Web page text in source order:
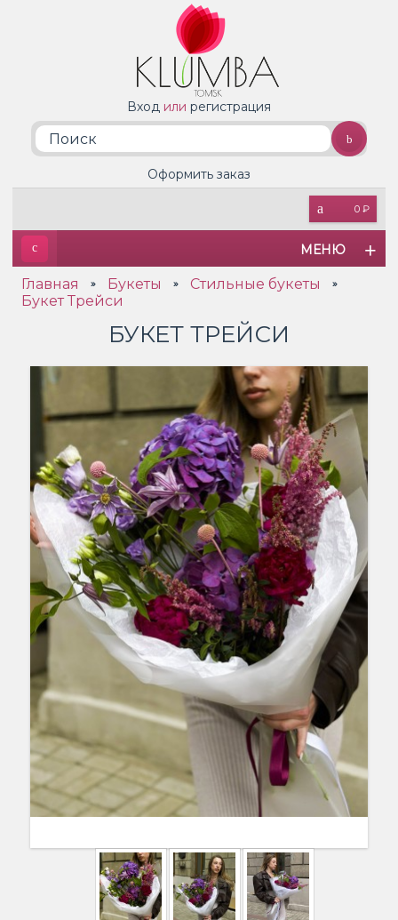
Вход или регистрация
0 ₽
Оформить заказ
МЕНЮ
Главная » Букеты » Стильные букеты »
Букет Трейси
БУКЕТ ТРЕЙСИ